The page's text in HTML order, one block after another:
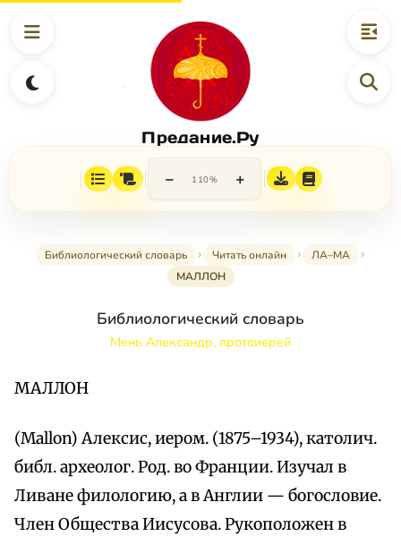
Предание.Ру
− 110% +
Библиологический словарь Читать онлайн
ЛА–МА
МАЛЛОН
Библиологический словарь
Мень Александр, протоиерей
МАЛЛОН
(Mallon) Алексис, иером. (1875–1934), католич.
библ. археолог. Род. во Франции. Изучал в
Ливане филологию, а в Англии — богословие.
Член Общества Иисусова. Рукоположен в